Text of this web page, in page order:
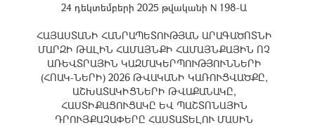
24 դեկտեմբերի 2025 թվականի N 198-Ա
ՀԱՅԱՍՏԱՆԻ ՀԱՆՐԱՊԵՏՈՒԹՅԱՆ ԱՐԱԳԱԾՈՏՆԻ
ՄԱՐԶԻ ԹԱԼԻՆ ՀԱՄԱՅՆՔԻ ՀԱՄԱՅՆՔԱՅԻՆ ՈՉ
ԱՌԵՎՏՐԱՅԻՆ ԿԱԶՄԱԿԵՐՊՈՒԹՅՈՒՆՆԵՐԻ
(ՀՈԱԿ-ՆԵՐԻ) 2026 ԹՎԱԿԱՆԻ ԿԱՌՈՒՑՎԱԾՔԸ,
ԱՇԽԱՏԱԿԻՑՆԵՐԻ ԹՎԱՔԱՆԱԿԸ,
ՀԱՍՏԻՔԱՑՈՒՑԱԿԸ ԵՎ ՊԱՇՏՈՆԱՅԻՆ
ԴՐՈՒՅՔԱՉԱՓԵՐԸ ՀԱՍՏԱՏԵԼՈՒ ՄԱՍԻՆ